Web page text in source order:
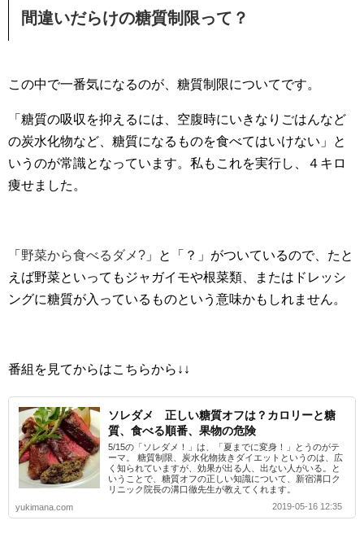
間違いだらけの糖質制限って？
この中で一番気になるのが、糖質制限についてです。
「糖質の吸収を抑えるには、空腹時にいきなりごはんなど
の炭水化物など、糖質になるものを食べてはいけない」と
いうのが常識となっています。私もこれを実行し、４キロ
痩せました。
「 野菜から食べるダメ? 」と「？」がついているので、たと
えば野菜といってもジャガイモや根菜類、またはドレッシ
ングに糖質が入っているものという意味かもしれません。
番組を見てからはこちらから↓↓
ソレダメ 正しい糖質オフは？カロリーと糖
質、食べる順番、果物の危険
5/15の「ソレダメ！」は、「夏までに変身！」とうのがテ
ーマ。 糖質制限、炭水化物抜きダイエットというのは、広
く知られていますが、効果が出る人、出ない人がいる。と
いうことで、糖質オフの正しい知識について、新宿溝口ク
リニック院長の溝口徹先生が教えてくれます。
yukimana.com
2019-05-16 12:35